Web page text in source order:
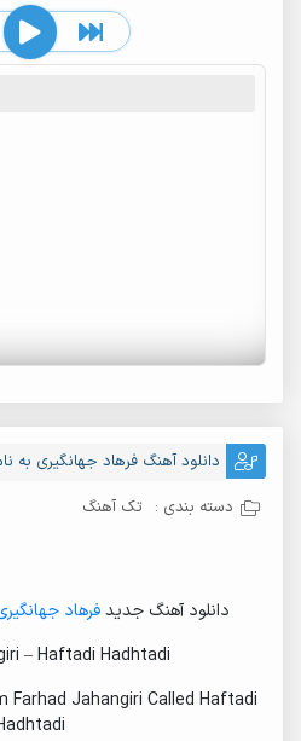
دانلود آهنگ فرهاد جهانگیری به
دسته بندی : تک آهنگ
دانلود آهنگ جدیدفرهاد
– Haftadi Hadhtadi
Farhad Jahangiri Called Haftadi